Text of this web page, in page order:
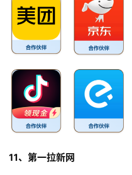
11、第一拉新网